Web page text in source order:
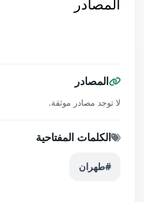
المصادر
المصادر
لا توجد مصادر موثقة.
الكلمات المفتاحية
#طهران